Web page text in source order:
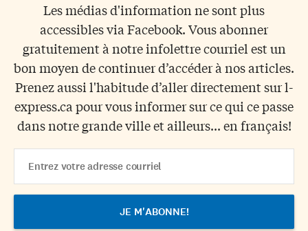
Les médias d'information ne sont plus
accessibles via Facebook. Vous abonner
gratuitement à notre infolettre courriel est un
bon moyen de continuer d’accéder à nos articles.
Prenez aussi l'habitude d’aller directement sur l-
express.ca pour vous informer sur ce qui ce passe
dans notre grande ville et ailleurs... en français!
Address